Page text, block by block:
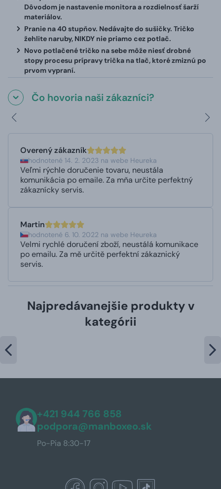
Dôvodom je nastavenie monitora a rozdielnosť šarží
materiálov.
Pranie na 40 stupňov. Nedávajte do sušičky. Tričko
žehlite naruby, NIKDY nie priamo cez potlač.
Novo potlačené tričko na sebe môže niesť drobné
stopy procesu prípravy trička na tlač, ktoré zmiznú po
prvom vypraní.
Čo hovoria naši zákazníci?
Overený zákazník
hodnotené 14. 2. 2023 na webe Heureka
Veľmi rýchle doručenie tovaru, neustála
komunikácia po emaile. Za mňa určite perfektný
zákaznícky servis.
Martin
hodnotené 6. 10. 2022 na webe Heureka
Velmi rychlé doručení zboží, neustálá komunikace
po emailu. Za mě určitě perfektní zákaznický
servis.
Najpredávanejšie produkty v
kategórii
+421 944 766 858
podpora@manboxeo.sk
Po-Pia 8:30-17